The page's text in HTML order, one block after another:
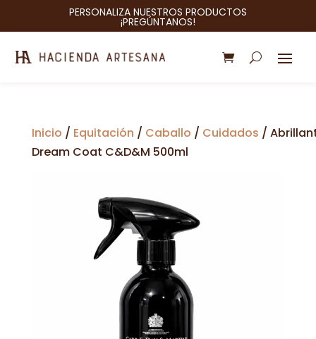
PERSONALIZA NUESTROS PRODUCTOS
¡PREGÚNTANOS!
Inicio / Equitación / Caballo / Cuidados /
Dream Coat C&D&M 500ml